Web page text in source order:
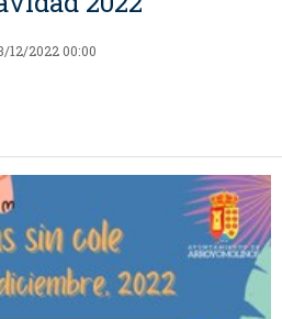
12/2022 00:00